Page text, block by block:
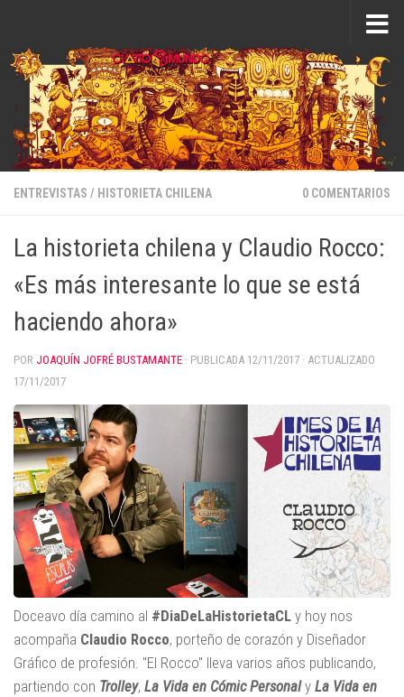
ENTREVISTAS / HISTORIETA CHILENA 0 COMENTARIOS
La historieta chilena y Claudio Rocco:
«Es más interesante lo que se está
haciendo ahora»
POR JOAQUÍN JOFRÉ BUSTAMANTE · PUBLICADA 12/11/2017 · ACTUALIZADO
17/11/2017
Doceavo día camino al #DiaDeLaHistorietaCL y hoy nos
acompaña Claudio Rocco, porteño de corazón y Diseñador
Gráfico de profesión. "El Rocco" lleva varios años publicando,
partiendo con Trolley, La Vida en Cómic Personaly La Vida en